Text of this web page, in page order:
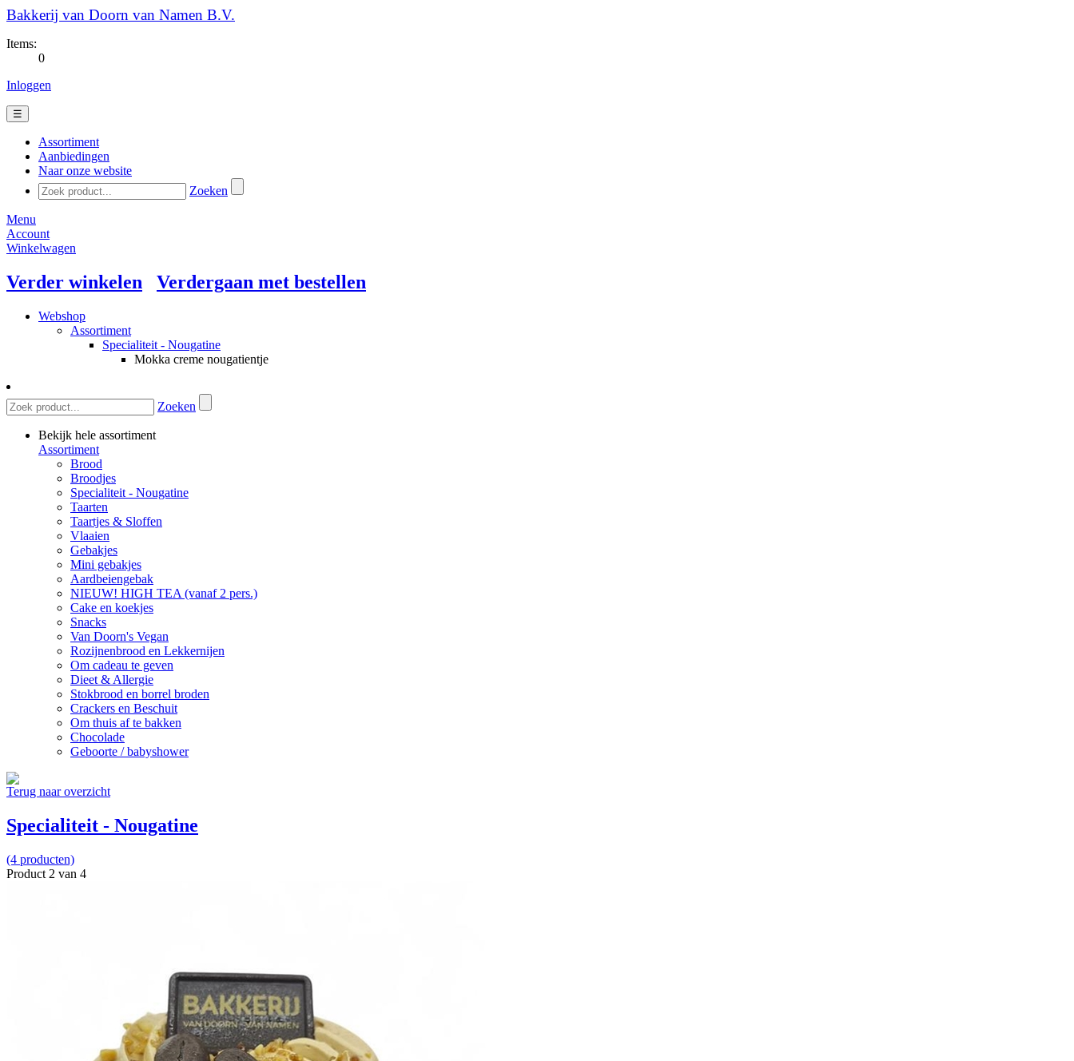
Bakkerij van Doorn van Namen B.V.
Items:
0
Inloggen
☰
Assortiment
Aanbiedingen
Naar onze website
Zoeken
Menu
Account
Winkelwagen
Verder winkelen Verdergaan met bestellen
Webshop
Assortiment
Specialiteit - Nougatine
Mokka creme nougatientje
Zoeken
Bekijk hele assortiment
Assortiment
Brood
Broodjes
Specialiteit - Nougatine
Taarten
Taartjes & Sloffen
Vlaaien
Gebakjes
Mini gebakjes
Aardbeiengebak
NIEUW! HIGH TEA (vanaf 2 pers.)
Cake en koekjes
Snacks
Van Doorn's Vegan
Rozijnenbrood en Lekkernijen
Om cadeau te geven
Dieet & Allergie
Stokbrood en borrel broden
Crackers en Beschuit
Om thuis af te bakken
Chocolade
Geboorte / babyshower
Terug naar overzicht
Specialiteit - Nougatine
(4 producten)
Product 2 van 4